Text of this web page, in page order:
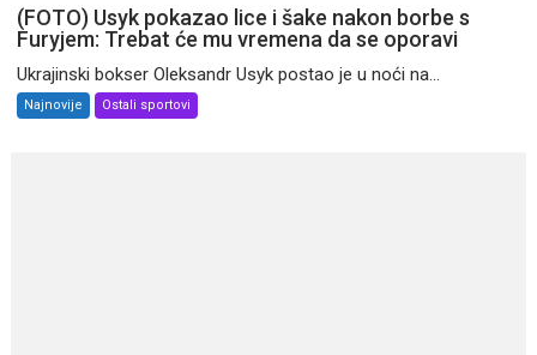
(FOTO) Usyk pokazao lice i šake nakon borbe s
Furyjem: Trebat će mu vremena da se oporavi
Ukrajinski bokser Oleksandr Usyk postao je u noći na...
Najnovije Ostali sportovi